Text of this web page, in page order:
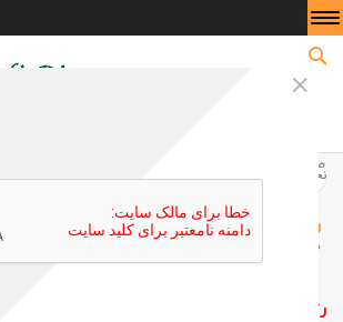
صفحه نخست
صفحه
نخست رژیم کانادایی برای لاغری سریع
رژیم کانادایی برای لاغری سریع
دکتر معصومه مرادی-دکترای تخصصی تغذیه و رژیم
رژیم کانادایی برای